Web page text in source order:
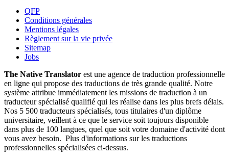
QFP
Conditions générales
Mentions légales
Règlement sur la vie privée
Sitemap
Jobs
The Native Translator est une agence de traduction professionnelle
en ligne qui propose des traductions de très grande qualité. Notre
système attribue immédiatement les missions de traduction à un
traducteur spécialisé qualifié qui les réalise dans les plus brefs délais.
Nos 5 500 traducteurs spécialisés, tous titulaires d'un diplôme
universitaire, veillent à ce que le service soit toujours disponible
dans plus de 100 langues, quel que soit votre domaine d'activité dont
vous avez besoin. Plus d'informations sur les traductions
professionnelles spécialisées ci-dessus.